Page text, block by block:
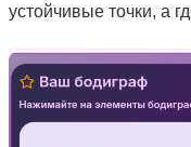
устойчивые точки, а